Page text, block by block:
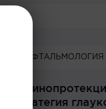
ОФТАЛЬМОЛОГИЯ
стратегия